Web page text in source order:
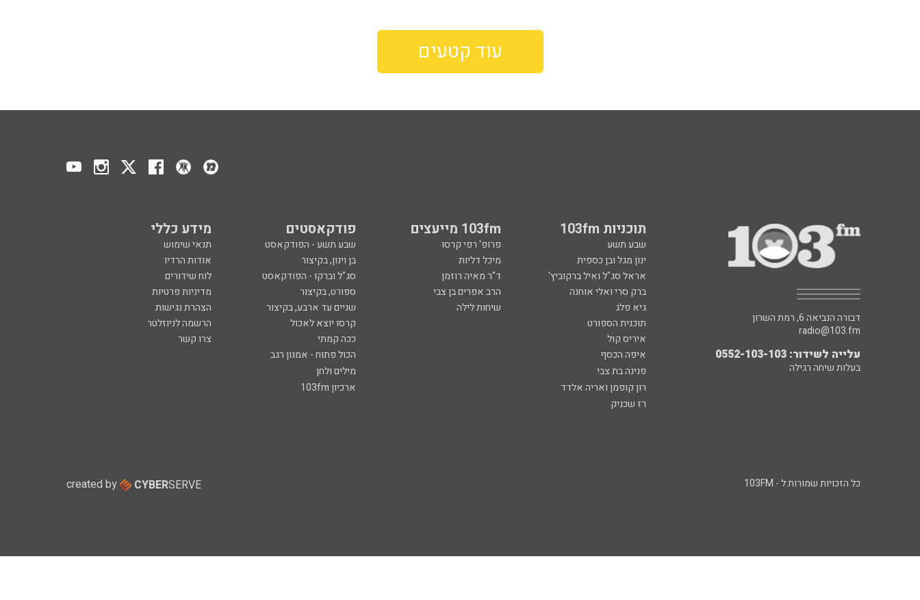
עוד קטעים
תוכניות 103fm 103fm מייעצים פודקאסטים מידע כללי
שבע תשע פרופ' רפי קרסו שבע תשע - הפודקאסט
תנאי שימוש
ינון מגל ובן כספית
מיכל דליות בן וינון, בקיצור
אודות הרדיו
אראל סג"ל ואיל ברקוביץ'
ד"ר מאיה רוזמן סג"ל וברקו - הפודקאסט
לוח שידורים
ברק סרי ואלי אוחנה
הרב אפרים בן צבי ספורט, בקיצור
מדיניות פרטיות
גיא פלג
שיחות לילה שניים עד ארבע, בקיצור
הצהרת נגישות
תוכנית הספורט
קרסו יוצא לאכול
הרשמה לניוזלטר
איריס קול
ככה קמתי
צרו קשר
איפה הכסף
הכול פתוח - אמנון רגב
פנינה בת צבי
מילים ולחן
רון קופמן ואריה אלדד
ארכיון 103fm
רז שכניק
דבורה הנביאה 6, רמת השרון
radio@103.fm
עלייה לשידור: 0552-103-103
בעלות שיחה רגילה
כל הזכויות שמורות ל - 103FM created by CYBERSERVE